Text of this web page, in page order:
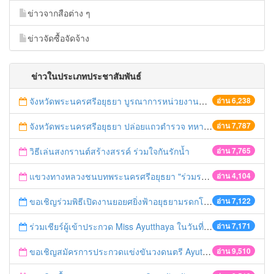
ข่าวจากสือต่าง ๆ
ข่าวจัดซื้อจัดจ้าง
ข่าวในประเภทประชาสัมพันธ์
อ่าน 6,238
จังหวัดพระนครศรีอยุธยา บูรณาการหน่วยงานที่เกี่ยวข้อง ลงพื้นที่จัดระเบียบและดำเนินมาตรการตามบทลงโทษสูงสุดกับผู้ประกอบการร้านค้าที่ยังฝ่าฝืนตั้งร้านค้ารุกล้ำเขตพื้นที่ทางหลวง เตรียมความปลอดภัยก่อนเทศกาลสงกรานต์
อ่าน 7,787
จังหวัดพระนครศรีอยุธยา ปล่อยแถวตำรวจ ทหาร ฝ่ายปกครอง กว่า 100 นาย ตรวจเข้มท่ารถสาธารณะ สถานีขนส่งรถโดยสาร วินรถตู้ และสถานีรถไฟ เตรียมรับมือเทศกาลสงกรานต์
อ่าน 7,765
วิธีเล่นสงกรานต์สร้างสรรค์ ร่วมใจกันรักน้ำ
อ่าน 4,104
แขวงทางหลวงชนบทพระนครศรีอยุธยา "ร่วมรณรงค์ ขับช้า เปิดไฟหน้า คาดเข็มขัด" เทศกาลสงกรานต์ ปี 2561
อ่าน 7,122
ขอเชิญร่วมพิธีเปิดงานยอยศยิ่งฟ้าอยุธยามรดกโลก
อ่าน 7,171
ร่วมเชียร์ผู้เข้าประกวด Miss Ayutthaya ในวันที่ 15 ธันวาคม 2560
อ่าน 9,510
ขอเชิญสมัครการประกวดแข่งขันวงดนตรี Ayutthaya battle of the bands